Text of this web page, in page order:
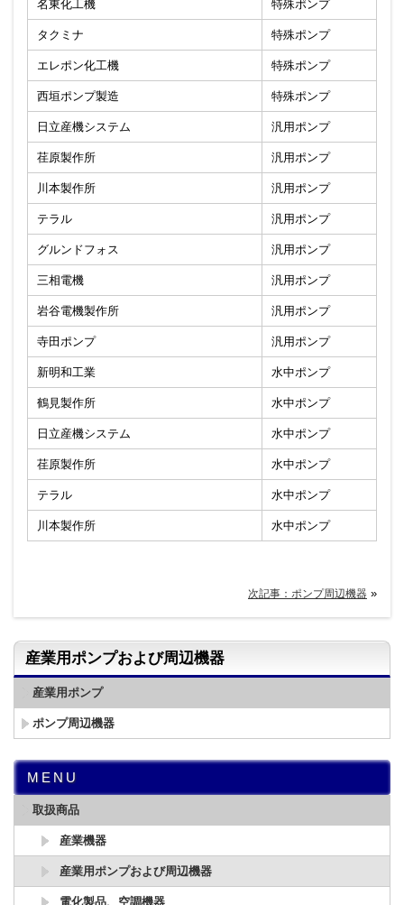
名東化工機 特殊ポンプ
タクミナ 特殊ポンプ
エレポン化工機 特殊ポンプ
西垣ポンプ製造 特殊ポンプ
日立産機システム 汎用ポンプ
荏原製作所 汎用ポンプ
川本製作所 汎用ポンプ
テラル 汎用ポンプ
グルンドフォス 汎用ポンプ
三相電機 汎用ポンプ
岩谷電機製作所 汎用ポンプ
寺田ポンプ 汎用ポンプ
新明和工業 水中ポンプ
鶴見製作所 水中ポンプ
日立産機システム 水中ポンプ
荏原製作所 水中ポンプ
テラル 水中ポンプ
川本製作所 水中ポンプ
次記事：ポンプ周辺機器 »
産業用ポンプおよび周辺機器
産業用ポンプ
ポンプ周辺機器
MENU
取扱商品
産業機器
産業用ポンプおよび周辺機器
電化製品、空調機器